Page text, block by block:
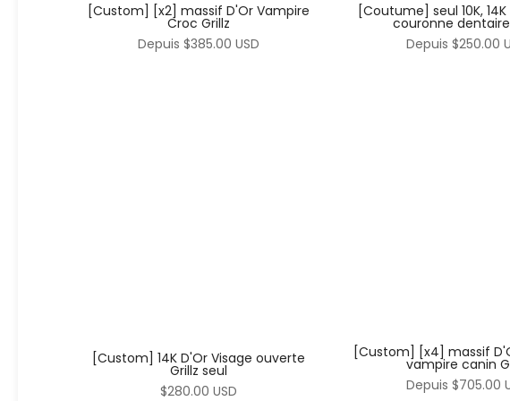
[Custom] [x2] massif D'Or Vampire
Croc Grillz
Depuis $385.00 USD
[Coutume] seul 10K, 14K
couronne dentaire
Depuis $250.00
[Custom] 14K D'Or Visage ouverte
Grillz seul
$280.00 USD
[Custom] [x4] massif
vampire canin
Depuis $705.00